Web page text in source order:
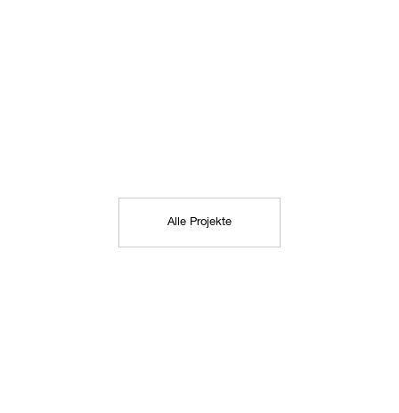
Alle Projekte